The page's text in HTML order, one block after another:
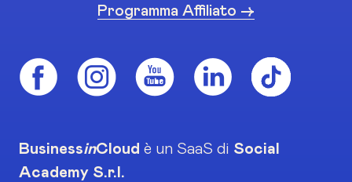
Programma Affiliato ->
BusinessinCloud è un SaaS di Social
Academy S.r.l.